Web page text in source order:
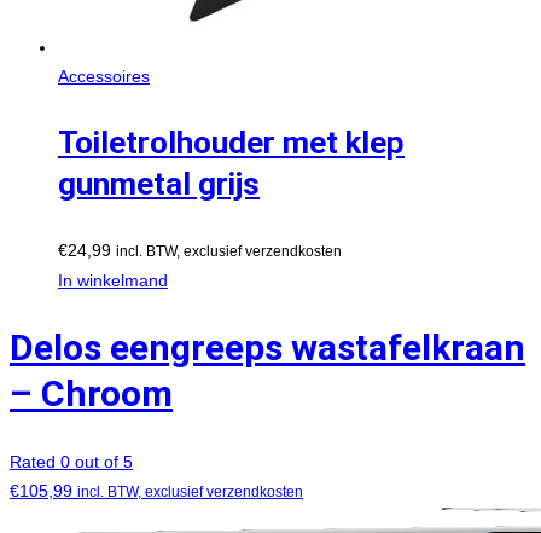
Accessoires
Toiletrolhouder met klep
gunmetal grijs
€24,99 incl. BTW, exclusief verzendkosten
In winkelmand
Delos eengreeps wastafelkraan
– Chroom
Rated 0 out of 5
€105,99 incl. BTW, exclusief verzendkosten